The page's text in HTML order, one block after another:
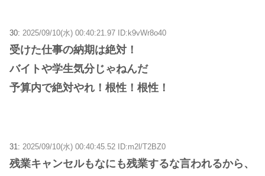
30: 2025/09/10(水) 00:40:21.97 ID:k9vWr8o40
受けた仕事の納期は絶対！
バイトや学生気分じゃねんだ
予算内で絶対やれ！根性！根性！
31: 2025/09/10(水) 00:40:45.52 ID:m2l/T2BZ0
残業キャンセルもなにも残業するな言われるから、